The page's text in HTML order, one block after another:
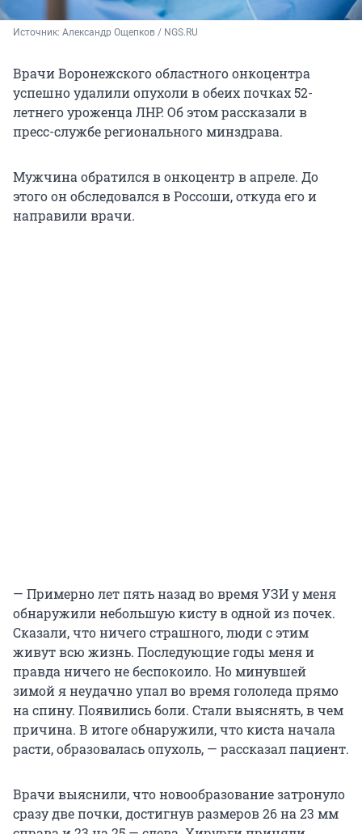
Источник: Александр Ощепков / NGS.RU
Врачи Воронежского областного онкоцентра
успешно удалили опухоли в обеих почках 52-
летнего уроженца ЛНР. Об этом рассказали в
пресс-службе регионального минздрава.
Мужчина обратился в онкоцентр в апреле. До
этого он обследовался в Россоши, откуда его и
направили врачи.
— Примерно лет пять назад во время УЗИ у меня
обнаружили небольшую кисту в одной из почек.
Сказали, что ничего страшного, люди с этим
живут всю жизнь. Последующие годы меня и
правда ничего не беспокоило. Но минувшей
зимой я неудачно упал во время гололеда прямо
на спину. Появились боли. Стали выяснять, в чем
причина. В итоге обнаружили, что киста начала
расти, образовалась опухоль, — рассказал пациент.
Врачи выяснили, что новообразование затронуло
сразу две почки, достигнув размеров 26 на 23 мм